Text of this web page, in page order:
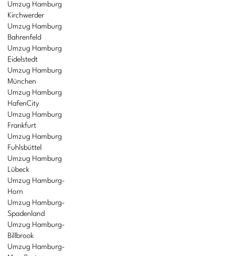
Umzug Hamburg
Kirchwerder
Umzug Hamburg
Bahrenfeld
Umzug Hamburg
Eidelstedt
Umzug Hamburg
München
Umzug Hamburg
HafenCity
Umzug Hamburg
Frankfurt
Umzug Hamburg
Fuhlsbüttel
Umzug Hamburg
Lübeck
Umzug Hamburg-
Horn
Umzug Hamburg-
Spadenland
Umzug Hamburg-
Billbrook
Umzug Hamburg-